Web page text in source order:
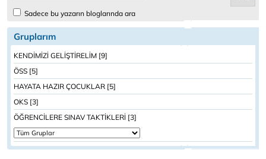
Sadece bu yazarın bloglarında ara
Gruplarım
KENDİMİZİ GELİŞTİRELİM [9]
ÖSS [5]
HAYATA HAZIR ÇOCUKLAR [5]
OKS [3]
ÖĞRENCİLERE SINAV TAKTİKLERİ [3]